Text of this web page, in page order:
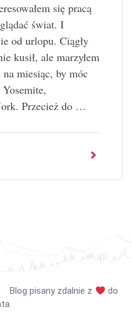
się pracą
świat. I
od urlopu. Ciągły
kusił, ale marzyłem
miesiąc, by móc
Przecież do …
Blog pisany zdalnie z
do